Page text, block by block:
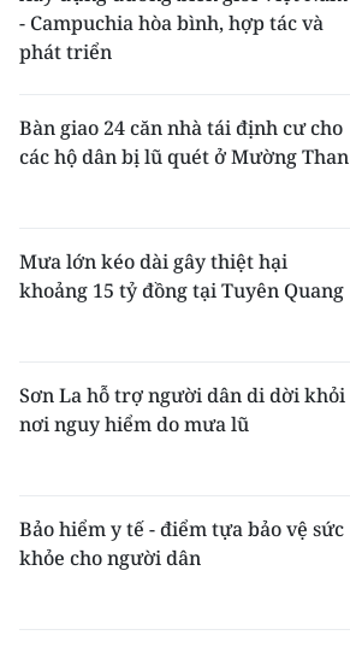
- Campuchia hòa bình, hợp tác và
phát triển
Bàn giao 24 căn nhà tái định cư cho
các hộ dân bị lũ quét ở Mường Than
Mưa lớn kéo dài gây thiệt hại
khoảng 15 tỷ đồng tại Tuyên Quang
Sơn La hỗ trợ người dân di dời khỏi
nơi nguy hiểm do mưa lũ
Bảo hiểm y tế - điểm tựa bảo vệ sức
khỏe cho người dân